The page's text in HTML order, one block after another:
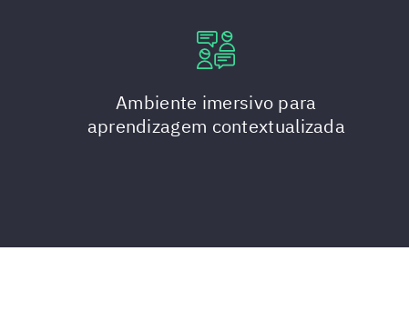
Ambiente imersivo para
aprendizagem contextualizada